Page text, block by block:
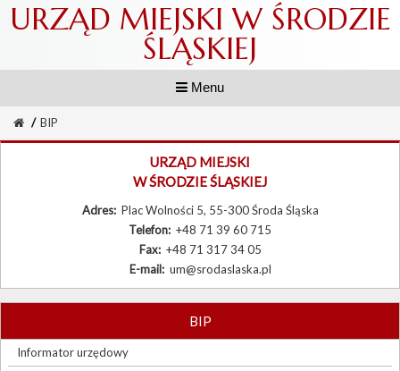
URZĄD MIEJSKI W ŚRODZIE
ŚLĄSKIEJ
Menu
Informator urzędowy
Procedury urzędowe
Wybory
/ BIP
URZĄD MIEJSKI
W ŚRODZIE ŚLĄSKIEJ
Adres: Plac Wolności 5, 55-300 Środa Śląska
Telefon: +48 71 39 60 715
Fax: +48 71 317 34 05
E-mail: um@srodaslaska.pl
BIP
Informator urzędowy